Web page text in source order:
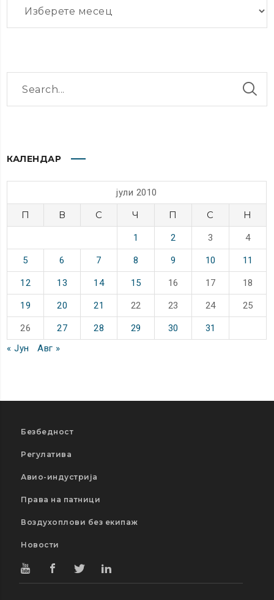
КАЛЕНДАР
јули 2010
П В С Ч П С Н
1 2 3 4
5 6 7 8 9 10 11
12 13 14 15 16 17 18
19 20 21 22 23 24 25
26 27 28 29 30
31
« Јун
Авг »
Безбедност
Регулатива
Авио-индустрија
Права на патници
Воздухоплови без екипаж
Новости